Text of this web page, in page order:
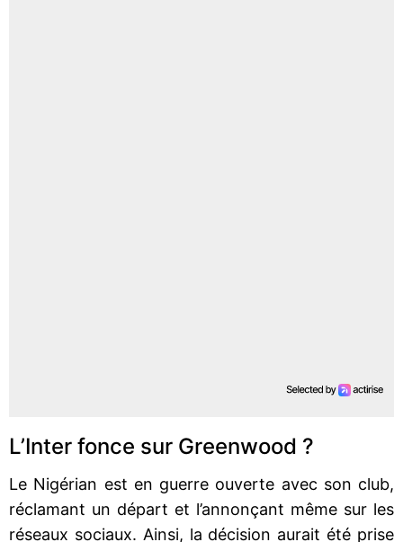
L’Inter fonce sur Greenwood ?
Le Nigérian est en guerre ouverte avec son club,
réclamant un départ et l’annonçant même sur les
réseaux sociaux. Ainsi, la décision aurait été prise